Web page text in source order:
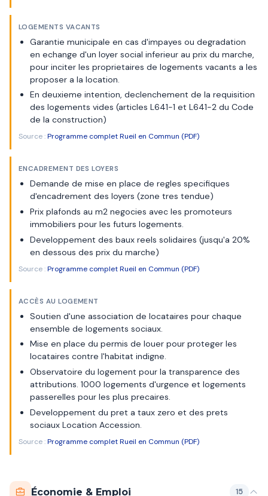
LOGEMENTS VACANTS
Garantie municipale en cas d'impayes ou degradation
en echange d'un loyer social inferieur au prix du marche,
pour inciter les proprietaires de logements vacants a les
proposer a la location.
En deuxieme intention, declenchement de la requisition
des logements vides (articles L641-1 et L641-2 du Code
de la construction)
Source :Programme complet Rueil en Commun (PDF)
ENCADREMENT DES LOYERS
Demande de mise en place de regles specifiques
d'encadrement des loyers (zone tres tendue)
Prix plafonds au m2 negocies avec les promoteurs
immobiliers pour les futurs logements.
Developpement des baux reels solidaires (jusqu'a 20%
en dessous des prix du marche)
Source :Programme complet Rueil en Commun (PDF)
ACCÈS AU LOGEMENT
Soutien d'une association de locataires pour chaque
ensemble de logements sociaux.
Mise en place du permis de louer pour proteger les
locataires contre l'habitat indigne.
Observatoire du logement pour la transparence des
attributions. 1000 logements d'urgence et logements
passerelles pour les plus precaires.
Developpement du pret a taux zero et des prets
sociaux Location Accession.
Source :Programme complet Rueil en Commun (PDF)
Économie & Emploi 15